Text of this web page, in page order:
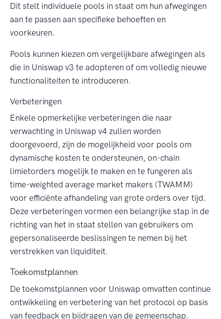
Dit stelt individuele pools in staat om hun afwegingen
aan te passen aan specifieke behoeften en
voorkeuren.
Pools kunnen kiezen om vergelijkbare afwegingen als
die in Uniswap v3 te adopteren of om volledig nieuwe
functionaliteiten te introduceren.
Verbeteringen
Enkele opmerkelijke verbeteringen die naar
verwachting in Uniswap v4 zullen worden
doorgevoerd, zijn de mogelijkheid voor pools om
dynamische kosten te ondersteunen, on-chain
limietorders mogelijk te maken en te fungeren als
time-weighted average market makers (TWAMM)
voor efficiënte afhandeling van grote orders over tijd.
Deze verbeteringen vormen een belangrijke stap in de
richting van het in staat stellen van gebruikers om
gepersonaliseerde beslissingen te nemen bij het
verstrekken van liquiditeit.
Toekomstplannen
De toekomstplannen voor Uniswap omvatten continue
ontwikkeling en verbetering van het protocol op basis
van feedback en bijdragen van de gemeenschap.